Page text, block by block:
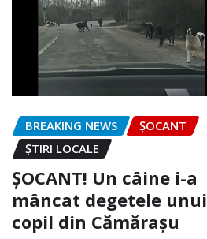
BREAKING NEWS
ȘOCANT
ȘTIRI LOCALE
ȘOCANT! Un câine i-a
mâncat degetele unui
copil din Cămărașu